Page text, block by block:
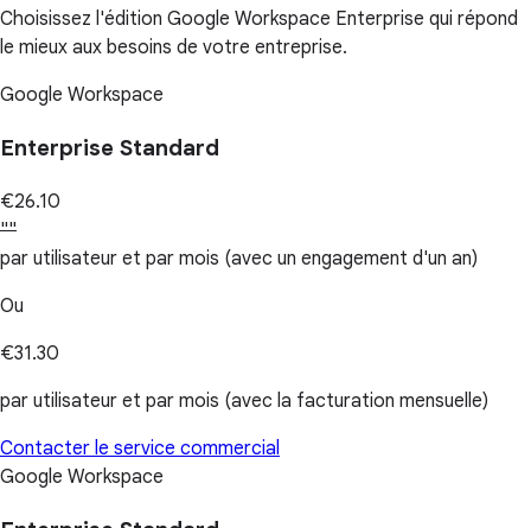
Choisissez l'édition Google Workspace Enterprise qui répond
le mieux aux besoins de votre entreprise.
Google Workspace
Enterprise Standard
€26.10
""
par utilisateur et par mois (avec un engagement d'un an)
Ou
€31.30
par utilisateur et par mois (avec la facturation mensuelle)
Contacter le service commercial
Google Workspace